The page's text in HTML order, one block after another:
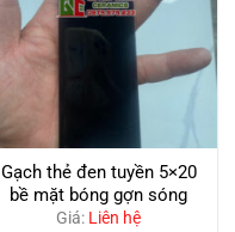
Gạch thẻ đen tuyền 5×20
bề mặt bóng gợn sóng
Giá: Liên hệ